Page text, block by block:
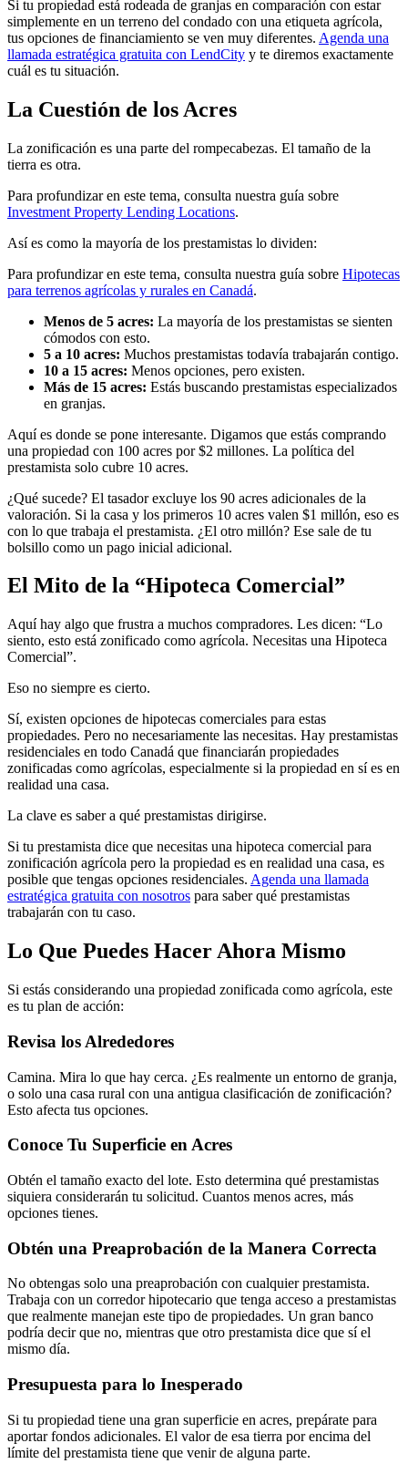
Si tu propiedad está rodeada de granjas en comparación con estar
simplemente en un terreno del condado con una etiqueta agrícola,
tus opciones de financiamiento se ven muy diferentes. Agenda una
llamada estratégica gratuita con LendCity y te diremos exactamente
cuál es tu situación.
La Cuestión de los Acres
La zonificación es una parte del rompecabezas. El tamaño de la
tierra es otra.
Para profundizar en este tema, consulta nuestra guía sobre
Investment Property Lending Locations.
Así es como la mayoría de los prestamistas lo dividen:
Para profundizar en este tema, consulta nuestra guía sobre Hipotecas
para terrenos agrícolas y rurales en Canadá.
Menos de 5 acres: La mayoría de los prestamistas se sienten
cómodos con esto.
5 a 10 acres: Muchos prestamistas todavía trabajarán contigo.
10 a 15 acres: Menos opciones, pero existen.
Más de 15 acres: Estás buscando prestamistas especializados
en granjas.
Aquí es donde se pone interesante. Digamos que estás comprando
una propiedad con 100 acres por $2 millones. La política del
prestamista solo cubre 10 acres.
¿Qué sucede? El tasador excluye los 90 acres adicionales de la
valoración. Si la casa y los primeros 10 acres valen $1 millón, eso es
con lo que trabaja el prestamista. ¿El otro millón? Ese sale de tu
bolsillo como un pago inicial adicional.
El Mito de la “Hipoteca Comercial”
Aquí hay algo que frustra a muchos compradores. Les dicen: “Lo
siento, esto está zonificado como agrícola. Necesitas una Hipoteca
Comercial”.
Eso no siempre es cierto.
Sí, existen opciones de hipotecas comerciales para estas
propiedades. Pero no necesariamente las necesitas. Hay prestamistas
residenciales en todo Canadá que financiarán propiedades
zonificadas como agrícolas, especialmente si la propiedad en sí es en
realidad una casa.
La clave es saber a qué prestamistas dirigirse.
Si tu prestamista dice que necesitas una hipoteca comercial para
zonificación agrícola pero la propiedad es en realidad una casa, es
posible que tengas opciones residenciales. Agenda una llamada
estratégica gratuita con nosotros para saber qué prestamistas
trabajarán con tu caso.
Lo Que Puedes Hacer Ahora Mismo
Si estás considerando una propiedad zonificada como agrícola, este
es tu plan de acción:
Revisa los Alrededores
Camina. Mira lo que hay cerca. ¿Es realmente un entorno de granja,
o solo una casa rural con una antigua clasificación de zonificación?
Esto afecta tus opciones.
Conoce Tu Superficie en Acres
Obtén el tamaño exacto del lote. Esto determina qué prestamistas
siquiera considerarán tu solicitud. Cuantos menos acres, más
opciones tienes.
Obtén una Preaprobación de la Manera Correcta
No obtengas solo una preaprobación con cualquier prestamista.
Trabaja con un corredor hipotecario que tenga acceso a prestamistas
que realmente manejan este tipo de propiedades. Un gran banco
podría decir que no, mientras que otro prestamista dice que sí el
mismo día.
Presupuesta para lo Inesperado
Si tu propiedad tiene una gran superficie en acres, prepárate para
aportar fondos adicionales. El valor de esa tierra por encima del
límite del prestamista tiene que venir de alguna parte.